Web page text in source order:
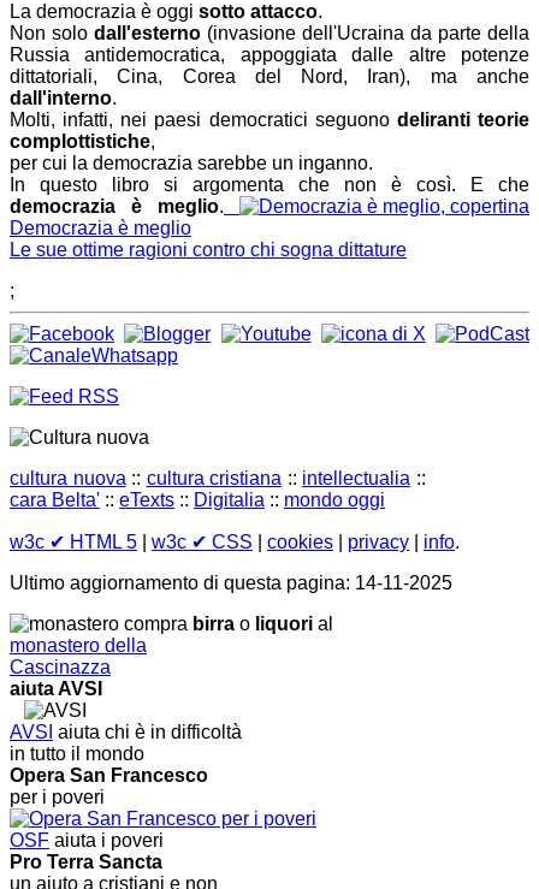
La democrazia è oggi sotto attacco.
Non solo dall'esterno (invasione dell'Ucraina da parte della
Russia antidemocratica, appoggiata dalle altre potenze
dittatoriali, Cina, Corea del Nord, Iran), ma anche
dall'interno.
Molti, infatti, nei paesi democratici seguono deliranti teorie
complottistiche,
per cui la democrazia sarebbe un inganno.
In questo libro si argomenta che non è così. E che
democrazia è meglio.
Democrazia è meglio
Le sue ottime ragioni contro chi sogna dittature
;
cultura nuova:: cultura cristiana :: intellectualia ::
cara Belta' :: eTexts :: Digitalia :: mondo oggi
w3c ✔ HTML 5 w3c ✔ CSS cookies privacy info.
Ultimo aggiornamento di questa pagina: 14-11-2025
compra birra o liquori al
monastero della
Cascinazza
aiuta AVSI
AVSI aiuta chi è in difficoltà
in tutto il mondo
Opera San Francesco
per i poveri
OSF aiuta i poveri
Pro Terra Sancta
un aiuto a cristiani e non